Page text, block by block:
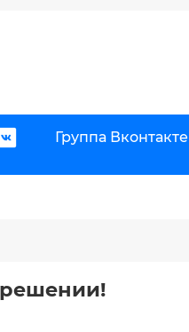
Группа Вконтакте